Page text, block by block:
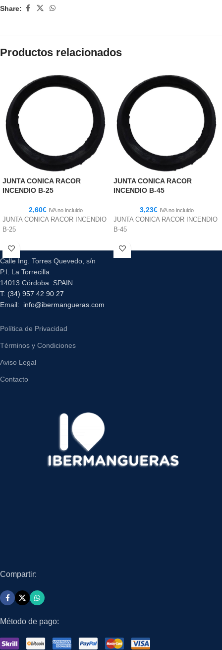
Share:
Productos relacionados
JUNTA CONICA RACOR
INCENDIO B-25
2,60€ IVA no incluido
JUNTA CONICA RACOR INCENDIO
B-25
JUNTA CONICA RACOR
INCENDIO B-45
3,23€ IVA no incluido
JUNTA CONICA RACOR INCENDIO
B-45
Calle Ing. Torres Quevedo, s/n
P.I. La Torrecilla
14013 Córdoba. SPAIN
T: (34) 957 42 90 27
Email: info@ibermangueras.com
Política de Privacidad
Términos y Condiciones
Aviso Legal
Contacto
Compartir:
Método de pago: